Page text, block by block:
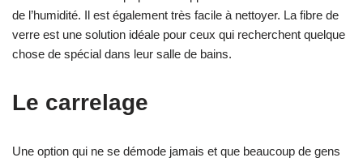
de l’humidité. Il est également très facile à nettoyer. La fibre de
verre est une solution idéale pour ceux qui recherchent quelque
chose de spécial dans leur salle de bains.
Le carrelage
Une option qui ne se démode jamais et que beaucoup de gens